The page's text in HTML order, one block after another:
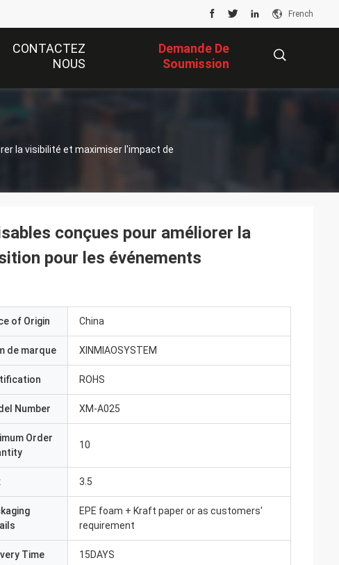
French
CONTACTEZ
NOUS
Demande De
Soumission
la visibilité et maximiser l'impact de
conçues pour améliorer la
pour les événements
of Origin China
de marque XINMIAOSYSTEM
ROHS
Number XM-A025
Order
10
3.5
EPE foam + Kraft paper or as customers'
requirement
Time 15DAYS